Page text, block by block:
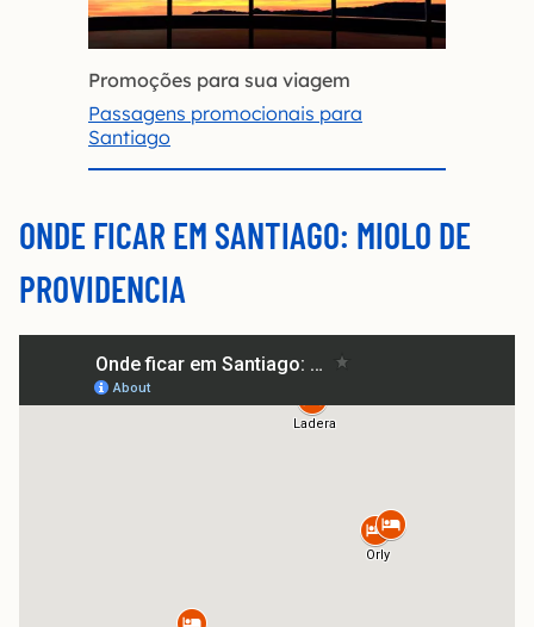
Promoções para sua viagem
Passagens promocionais para
Santiago
ONDE FICAR EM SANTIAGO: MIOLO DE
PROVIDENCIA